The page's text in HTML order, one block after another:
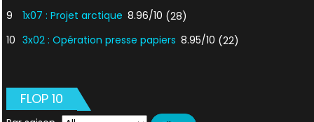
9
1x07 : Projet arctique 8.96/10 (28)
10 3x02 : Opération presse papiers 8.95/10 (22)
FLOP 10